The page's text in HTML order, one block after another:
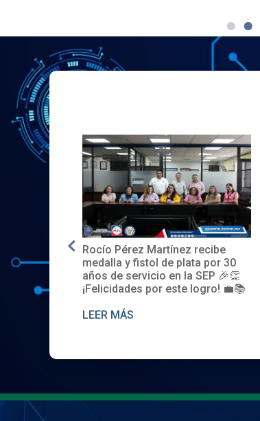
EE.UU.
Rocío Pérez Martínez recibe
medalla y fistol de plata por 30
años de servicio en la SEP 🎉👏
¡Felicidades por este logro! 💼📚
LEER MÁS